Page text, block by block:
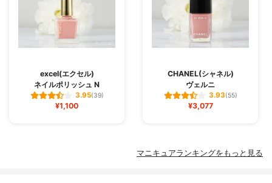
excel(エクセル)
ネイルポリッシュ N
3.95(39)
¥1,100
CHANEL(シャネル)
ヴェルニ
3.93(55)
¥3,077
マニキュアランキングをもっと見る